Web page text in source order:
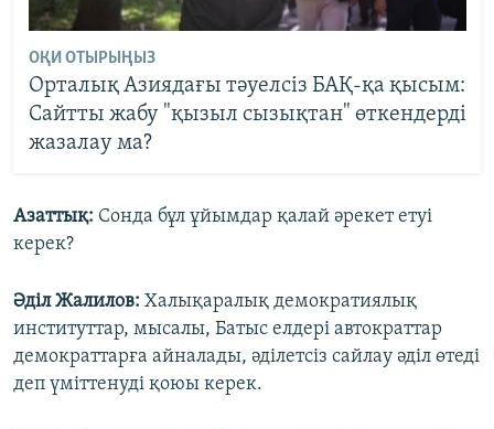
ОҚИ ОТЫРЫҢЫЗ
Орталық Азиядағы тәуелсіз БАҚ-қа қысым:
Сайтты жабу "қызыл сызықтан" өткендерді
жазалау ма?
Азаттық: Сонда бұл ұйымдар қалай әрекет етуі
керек?
Әділ Жалилов: Халықаралық демократиялық
институттар, мысалы, Батыс елдері автократтар
демократтарға айналады, әділетсіз сайлау әділ өтеді
деп үміттенуді қоюы керек.